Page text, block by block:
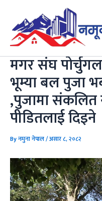
content
मगर संघ
भूम्या बल पुजा
,पुजामा संकलित
पीडितलाई दिइने
Byनमुना नेपाल/असार ८, २०८२
navigation